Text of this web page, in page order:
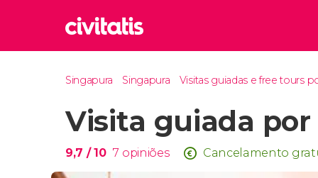
Itália
Reino
Singapura Singapura Visitas guiadas e free tours
Visita guiada
9,7 / 10 7 opiniões Cancelamento